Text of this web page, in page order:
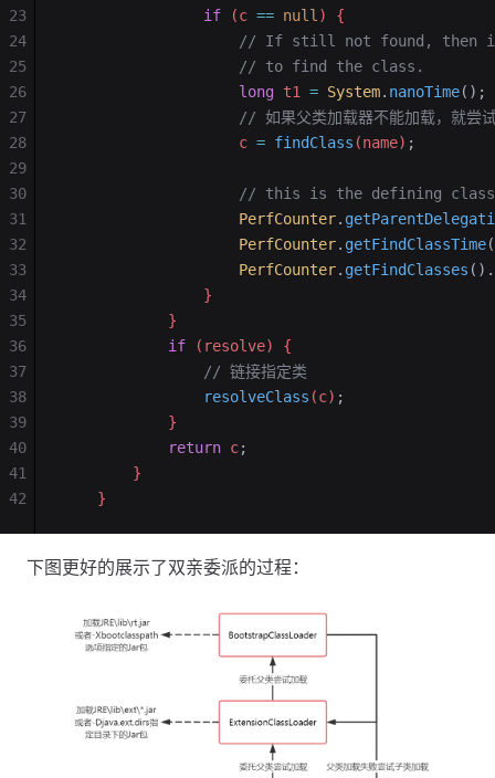
                if
(c == null ) {
// If still not found, then
                    // to find the class.
                    long
t1 = System. nanoTime();
// 如果父类加载器不能加载，就尝
                    c
= findClass (name) ;
// this is the defining
                    PerfCounter
.
                    PerfCounter
. getFindClassTime
                    PerfCounter
. getFindClasses ().
                }
            }
            if
(resolve) {
                // 链接指定类
                resolveClass
(c) ;
            }
            return
c;
        }
    }
23
24
25
26
27
28
29
30
31
32
33
34
35
36
37
38
39
40
41
42
下图更好的展示了双亲委派的过程：